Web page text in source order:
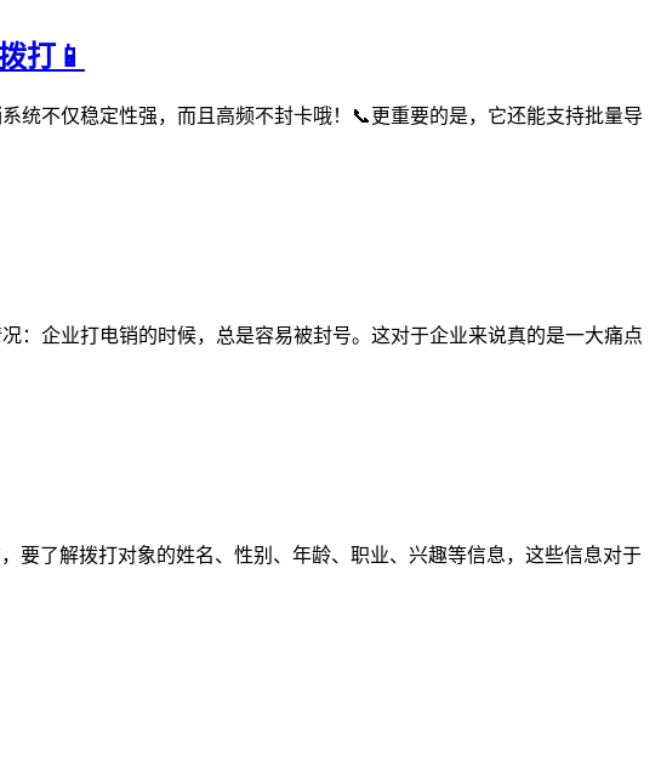
打📱
统不仅稳定性强，而且高频不封卡哦！📞更重要的是，它还能支持批量导
企业打电销的时候，总是容易被封号。这对于企业来说真的是一大痛点
要了解拨打对象的姓名、性别、年龄、职业、兴趣等信息，这些信息对于